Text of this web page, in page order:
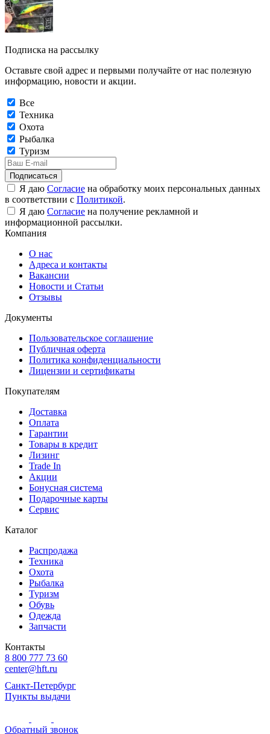
Подписка на рассылку
Оставьте свой адрес и первыми получайте от нас полезную
информацию, новости и акции.
Все
Техника
Охота
Рыбалка
Туризм
Подписаться
Я даю Согласие на обработку моих персональных данных
в соответствии с Политикой.
Я даю Согласие на получение рекламной и
информационной рассылки.
Компания
О нас
Адреса и контакты
Вакансии
Новости и Статьи
Отзывы
Документы
Пользовательское соглашение
Публичная оферта
Политика конфиденциальности
Лицензии и сертификаты
Покупателям
Доставка
Оплата
Гарантии
Товары в кредит
Лизинг
Trade In
Акции
Бонусная система
Подарочные карты
Сервис
Каталог
Распродажа
Техника
Охота
Рыбалка
Туризм
Обувь
Одежда
Запчасти
Контакты
8 800 777 73 60
center@hft.ru
Санкт-Петербург
Пункты выдачи
Обратный звонок